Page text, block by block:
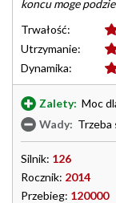
koncu moge
Trwałość:
Utrzymanie:
Dynamika:
Zalety: Moc
Wady: Trzeba
Silnik: 126
Rocznik: 2014
Przebieg: 120000